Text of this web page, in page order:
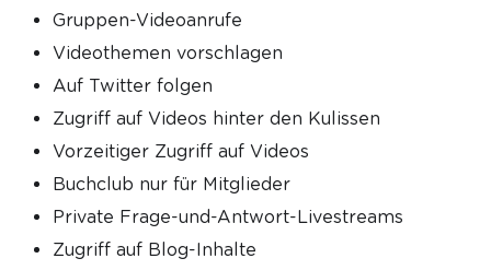
Gruppen-Videoanrufe
Videothemen vorschlagen
Auf Twitter folgen
Zugriff auf Videos hinter den Kulissen
Vorzeitiger Zugriff auf Videos
Buchclub nur für Mitglieder
Private Frage-und-Antwort-Livestreams
Zugriff auf Blog-Inhalte